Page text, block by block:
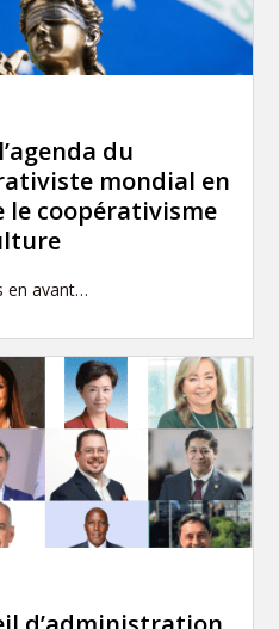
du
mondial en
le coopérativisme
en avant…